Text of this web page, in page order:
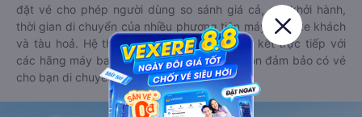
đặt vé cho phép người dùng so sánh giá cả, giờ khởi hành,
thời gian di chuyển của nhiều phương tiện máy bay, xe khách
và tàu hoả. Hệ thống của Goyolo được liên kết trực tiếp với
các hãng máy bay, xe khách và tàu hoả, luôn đảm bảo có vé
cho bạn di chuyển.